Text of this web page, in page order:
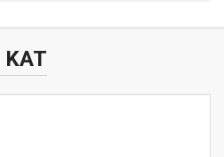
KAT